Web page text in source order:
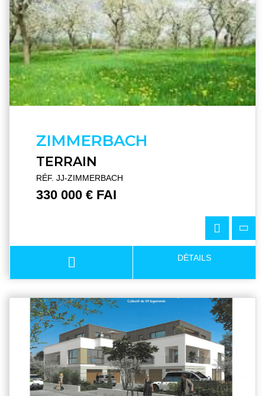
ZIMMERBACH
TERRAIN
RÉF. JJ-ZIMMERBACH
330 000 € FAI
DÉTAILS